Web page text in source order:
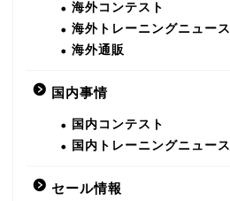
海外コンテスト
海外トレーニングニュース
海外通販
国内事情
国内コンテスト
国内トレーニングニュース
セール情報